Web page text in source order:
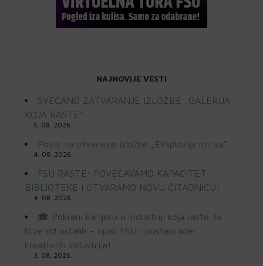
NAJNOVIJE VESTI
SVEČANO ZATVARANJE IZLOŽBE „GALERIJA
KOJA RASTE“
5. 08. 2026.
Poziv na otvaranje izložbe „Eksplozija mirisa”
4. 08. 2026.
FSU RASTE! POVEĆAVAMO KAPACITET
BIBLIOTEKE I OTVARAMO NOVU ČITAONICU!
4. 08. 2026.
🎓 Pokreni karijeru u industriji koja raste 3x
brže od ostalih – upiši FSU i postani lider
kreativnih industrija!
3. 08. 2026.